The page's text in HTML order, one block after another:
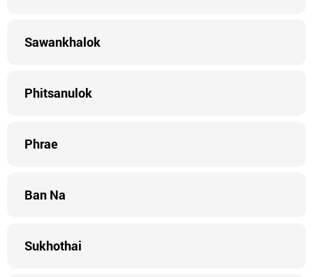
Sawankhalok
Phitsanulok
Phrae
Ban Na
Sukhothai